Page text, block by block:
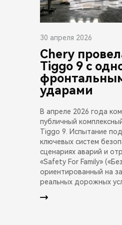
30 апреля 2026
Chery
Tiggo 9 с
ударами
В апреле 2026 года
публичный
Tiggo 9. Испытание
ключевых систем
сценариях аварий и
«Safety For Family»
ориентированный на
реальных дорожных